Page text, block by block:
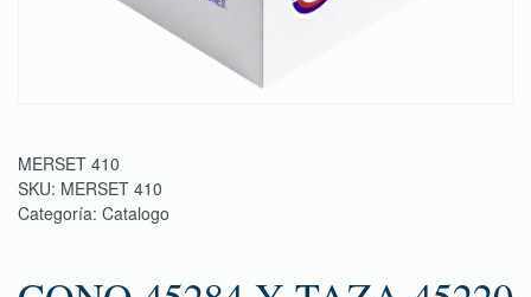
MERSET 410
SKU: MERSET 410
Categoría: Catalogo